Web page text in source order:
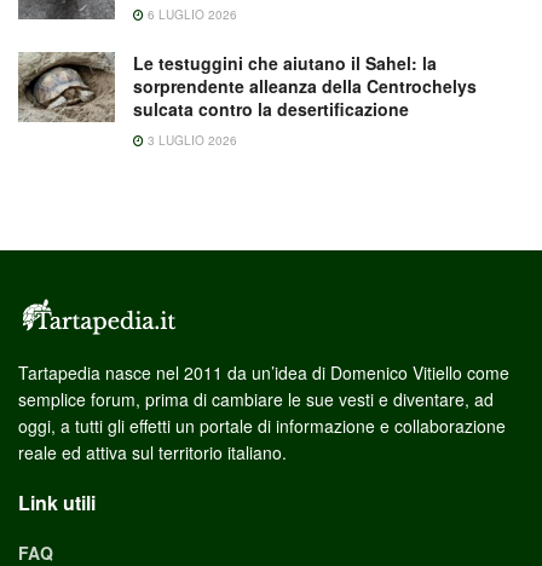
6 LUGLIO 2026
Le testuggini che aiutano il Sahel: la
sorprendente alleanza della Centrochelys
sulcata contro la desertificazione
3 LUGLIO 2026
Tartapedia nasce nel 2011 da un’idea di Domenico Vitiello come
semplice forum, prima di cambiare le sue vesti e diventare, ad
oggi, a tutti gli effetti un portale di informazione e collaborazione
reale ed attiva sul territorio italiano.
Link utili
FAQ